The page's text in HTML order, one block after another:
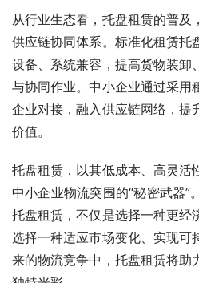
从行业生态看，托盘租赁的普及
供应链协同体系。标准化租赁托
设备、系统兼容，提高货物装卸
与协同作业。中小企业通过采用
企业对接，融入供应链网络，提
价值。
托盘租赁，以其低成本、高灵活
中小企业物流突围的“秘密武器”
托盘租赁，不仅是选择一种更经
选择一种适应市场变化、实现可
来的物流竞争中，托盘租赁将助